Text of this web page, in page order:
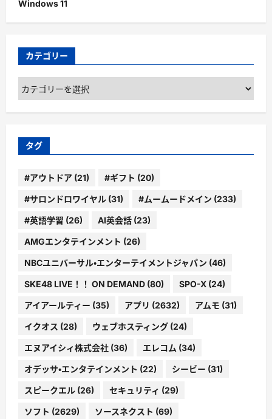
Windows 11
カテゴリー
カ
テ
ゴ
ー
タグ
#アウトドア (21) #ギフト (20)
#サロンドロワイヤル (31) #ムームードメイン (233)
#英語学習 (26) AI英会話 (23)
AMGエンタテインメント (26)
NBCユニバーサル・エンターテイメントジャパン (46)
SKE48 LIVE！！ ON DEMAND (80) SPO-X (24)
アイアールティー (35) アプリ (2632) アムモ (31)
イクオス (28) ウェブホスティング (24)
エヌアイシィ株式会社 (36) エレコム (34)
オデッサ・エンタテインメント (22) シービー (31)
スピークエル (26) セキュリティ (29)
ソフト (2629) ソースネクスト (69)